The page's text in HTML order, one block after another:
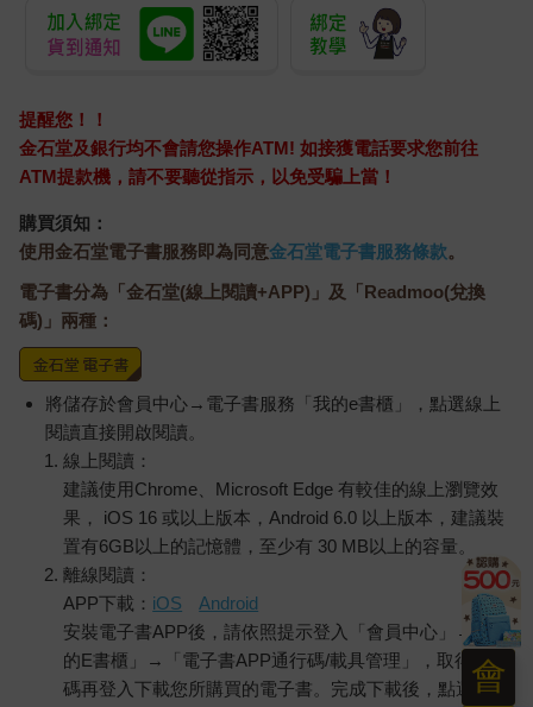
提醒您！！
金石堂及銀行均不會請您操作ATM! 如接獲電話要求您前往
ATM提款機，請不要聽從指示，以免受騙上當！
購買須知：
使用金石堂電子書服務即為同意金石堂電子書服務條款。
電子書分為「金石堂(線上閱讀+APP)」及「Readmoo(兌換
碼)」兩種：
將儲存於會員中心→電子書服務「我的e書櫃」，點選線上
閱讀直接開啟閱讀。
線上閱讀：
建議使用Chrome、Microsoft Edge 有較佳的線上瀏覽效
果， iOS 16 或以上版本，Android 6.0 以上版本，建議裝
置有6GB以上的記憶體，至少有 30 MB以上的容量。
離線閱讀：
APP下載： iOS
Android
安裝電子書APP後，請依照提示登入「會員中心」→「我
的E書櫃」→「電子書APP通行碼/載具管理」，取得通行
碼再登入下載您所購買的電子書。完成下載後，點選任一
會